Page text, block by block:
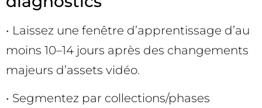
• Laissez une fenêtre d’apprentissage d’au
moins 10–14 jours après des changements
majeurs d’assets vidéo.
• Segmentez par collections/phases